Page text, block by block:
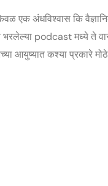
एक अंधविश्वास कि
भरलेल्या podcast मध्ये ते
आयुष्यात कश्या प्रकारे